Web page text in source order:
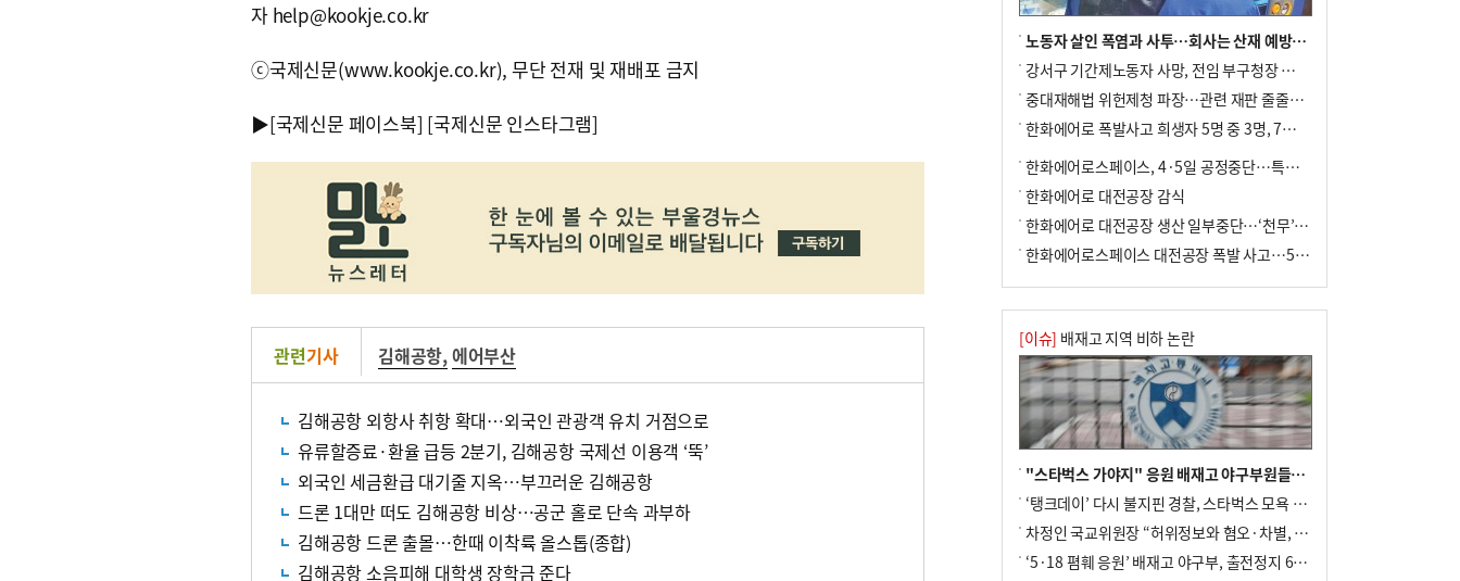
자 help@kookje.co.kr
ⓒ국제신문(www.kookje.co.kr), 무단 전재 및 재배포 금지
▶[국제신문 페이스북] [국제신문 인스타그램]
관련기사 김해공항,에어부산
김해공항 외항사 취항 확대…외국인 관광객 유치 거점으로
유류할증료·환율 급등 2분기, 김해공항 국제선 이용객 ‘뚝’
외국인 세금환급 대기줄 지옥…부끄러운 김해공항
드론 1대만 떠도 김해공항 비상…공군 홀로 단속 과부하
김해공항 드론 출몰…한때 이착륙 올스톱(종합)
김해공항 소음피해 대학생 장학금 준다
노동자 살인 폭염과 사투…회사는 산재 예방·전기료 절감 전력
강서구 기간제노동자 사망, 전임 부구청장 檢 송치
중대재해법 위헌제청 파장…관련 재판 줄줄이 브레이크
한화에어로 폭발사고 희생자 5명 중 3명, 7일 영면
한화에어로스페이스, 4·5일 공정중단…특별 안전점검
한화에어로 대전공장 감식
한화에어로 대전공장 생산 일부중단…‘천무’ 수출 비상
한화에어로스페이스 대전공장 폭발 사고…5명 사망·2명 부상(종합)
[이슈] 배재고 지역 비하 논란
"스타벅스 가야지" 응원 배재고 야구부원들, 학교서 징계 처분
‘탱크데이’ 다시 불지핀 경찰, 스타벅스 모욕 혐의 압수수색
차정인 국교위원장 “허위정보와 혐오·차별, 학교 교실까지 유입"
‘5·18 폄훼 응원’ 배재고 야구부, 출전정지 6개월→1개월 감경